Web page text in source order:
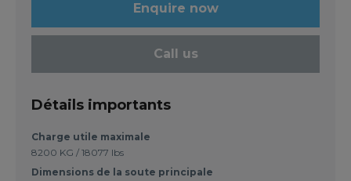
Enquire now
Call us
Détails importants
Charge utile maximale
8200 KG / 18077 lbs
Dimensions de la soute principale